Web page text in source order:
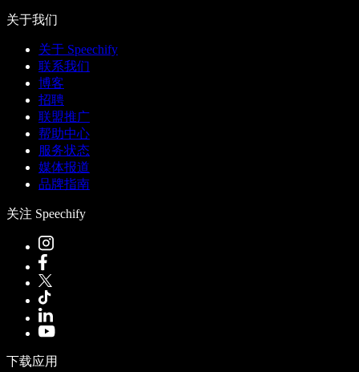
关于我们
关于 Speechify
联系我们
博客
招聘
联盟推广
帮助中心
服务状态
媒体报道
品牌指南
关注 Speechify
下载应用